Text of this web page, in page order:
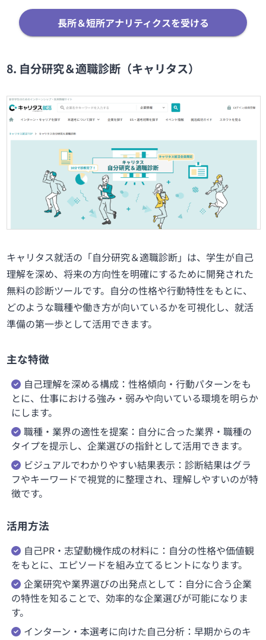
長所＆短所アナリティクスを受ける
8. 自分研究＆適職診断（キャリタス）
キャリタス就活の「自分研究＆適職診断」は、学生が自己
理解を深め、将来の方向性を明確にするために開発された
無料の診断ツールです。自分の性格や行動特性をもとに、
どのような職種や働き方が向いているかを可視化し、就活
準備の第一歩として活用できます。
主な特徴
自己理解を深める構成：性格傾向・行動パターンをも
とに、仕事における強み・弱みや向いている環境を明らか
にします。
職種・業界の適性を提案：自分に合った業界・職種の
タイプを提示し、企業選びの指針として活用できます。
ビジュアルでわかりやすい結果表示：診断結果はグラ
フやキーワードで視覚的に整理され、理解しやすいのが特
徴です。
活用方法
自己PR・志望動機作成の材料に：自分の性格や価値観
をもとに、エピソードを組み立てるヒントになります。
企業研究や業界選びの出発点として：自分に合う企業
の特性を知ることで、効率的な企業選びが可能になりま
す。
インターン・本選考に向けた自己分析：早期からのキ